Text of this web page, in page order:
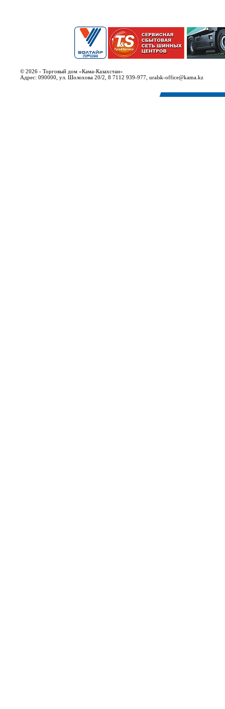
© 2026 - Торговый дом «Кама-Казахстан»
Адрес: 090000, ул. Шолохова 20/2, 8 7112 939-977, uralsk-office@kama.kz